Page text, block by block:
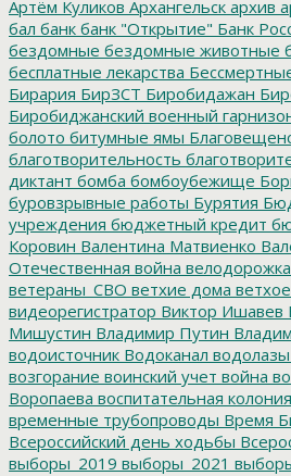
Артём Куликов Архангельск архив
бал банк банк "Открытие" Банк
бездомные бездомные животные
бесплатные лекарства
Бирария БирЗСТ Биробидажан
Биробиджанский военный
болото битумные ямы
благотворительность
диктант бомба бомбоубежище
буровзрывные работы Бурятия
учреждения бюджетный кредит
Коровин Валентина Матвиенко
Отечественная война велодорожка
ветераны_СВО ветхие дома
видеорегистратор Виктор Ишавев
Мишустин Владимир Путин
водоисточник Водоканал водолазы
возгорание воинский учет война
Воропаева воспитательная колония
временные трубопроводы Время
Всероссийский день ходьбы
выборы_2019 выборы_2021